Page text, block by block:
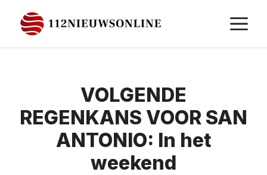
naar
de
VOLGENDE
REGENKANS VOOR SAN
ANTONIO: In het
weekend